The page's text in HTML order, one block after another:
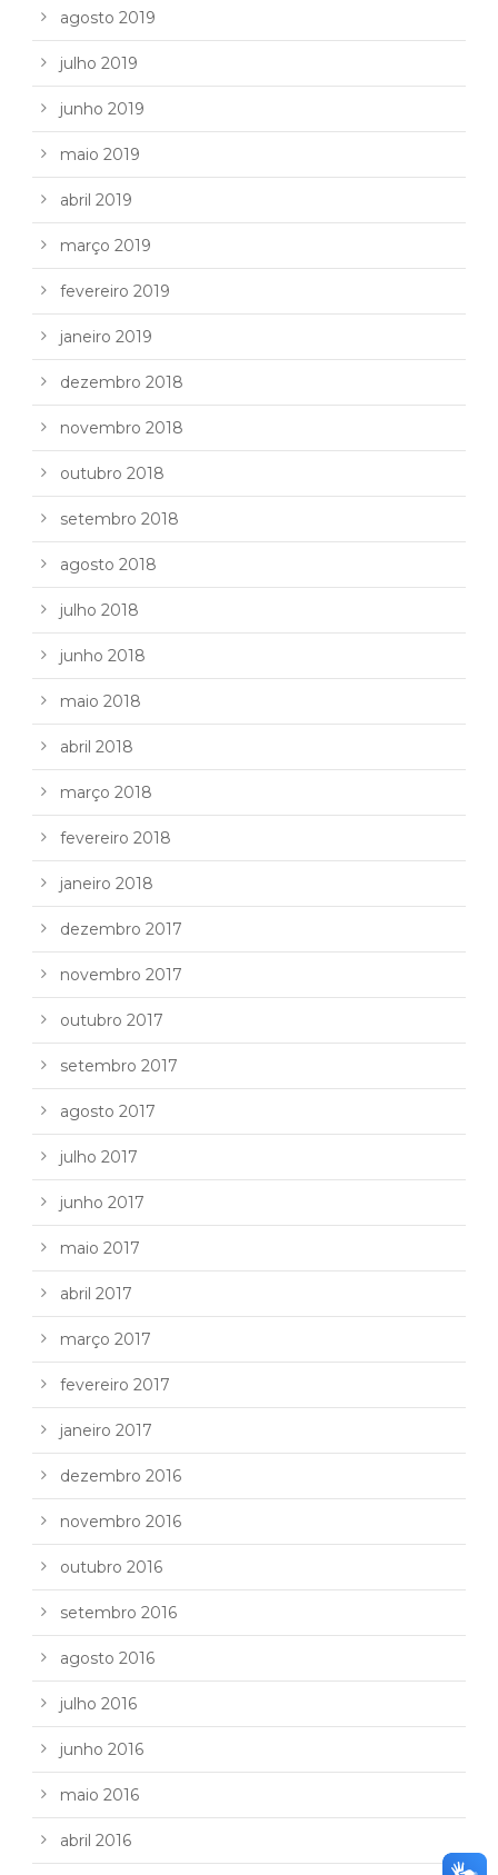
agosto 2019
julho 2019
junho 2019
maio 2019
abril 2019
março 2019
fevereiro 2019
janeiro 2019
dezembro 2018
novembro 2018
outubro 2018
setembro 2018
agosto 2018
julho 2018
junho 2018
maio 2018
abril 2018
março 2018
fevereiro 2018
janeiro 2018
dezembro 2017
novembro 2017
outubro 2017
setembro 2017
agosto 2017
julho 2017
junho 2017
maio 2017
abril 2017
março 2017
fevereiro 2017
janeiro 2017
dezembro 2016
novembro 2016
outubro 2016
setembro 2016
agosto 2016
julho 2016
junho 2016
maio 2016
abril 2016